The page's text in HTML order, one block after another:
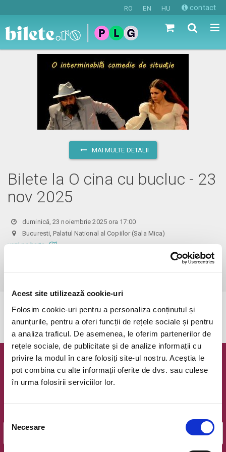
Acest site utilizează cookie-uri
Folosim cookie-uri pentru a personaliza conținutul și
anunțurile, pentru a oferi funcții de rețele sociale și pentru
a analiza traficul. De asemenea, le oferim partenerilor de
rețele sociale, de publicitate și de analize informații cu
privire la modul în care folosiți site-ul nostru. Aceștia le
pot combina cu alte informații oferite de dvs. sau culese
în urma folosirii serviciilor lor.
consimțământului
Necesare
RO EN HU contact
MAI MULTE DETALII
Bilete la O cina cu bucluc - 23
nov 2025
duminică, 23 noiembrie 2025 ora 17:00
Bucuresti, Palatul National al Copiilor (Sala Mica)
vezi pe harta
Intrarea în sală se face în ordine sosirii. Accesul se va face cu 20
de minute înainte de inceperea spectacolului.
Evenimentul a expirat.
Newsletter @ Bilete.ro